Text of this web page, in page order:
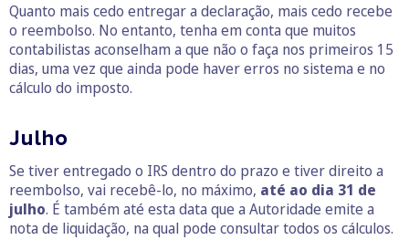
Quanto mais cedo entregar a declaração, mais cedo recebe
o reembolso. No entanto, tenha em conta que muitos
contabilistas aconselham a que não o faça nos primeiros 15
dias, uma vez que ainda pode haver erros no sistema e no
cálculo do imposto.
Julho
Se tiver entregado o IRS dentro do prazo e tiver direito a
reembolso, vai recebê-lo, no máximo, até ao dia 31 de
julho. É também até esta data que a Autoridade emite a
nota de liquidação, na qual pode consultar todos os cálculos.